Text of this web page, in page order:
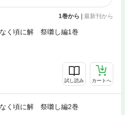
1巻から | 最新刊から
く頃に解 祭囃し編1巻
試し読み カートへ
く頃に解 祭囃し編2巻